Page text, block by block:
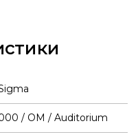
/ OM / Auditorium